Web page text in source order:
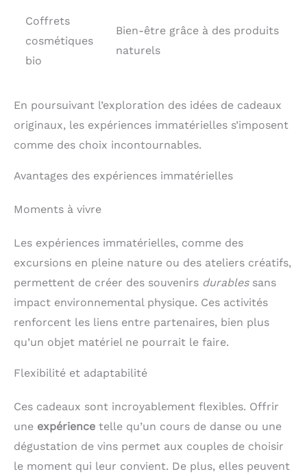
Coffrets
cosmétiques
bio
Bien-être grâce à des produits
naturels
En poursuivant l’exploration des idées de cadeaux
originaux, les expériences immatérielles s’imposent
comme des choix incontournables.
Avantages des expériences immatérielles
Moments à vivre
Les expériences immatérielles, comme des
excursions en pleine nature ou des ateliers créatifs,
permettent de créer des souvenirs durablessans
impact environnemental physique. Ces activités
renforcent les liens entre partenaires, bien plus
qu’un objet matériel ne pourrait le faire.
Flexibilité et adaptabilité
Ces cadeaux sont incroyablement flexibles. Offrir
une expérience telle qu’un cours de danse ou une
dégustation de vins permet aux couples de choisir
le moment qui leur convient. De plus, elles peuvent